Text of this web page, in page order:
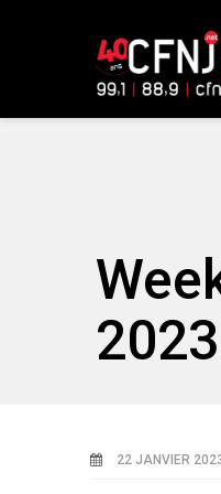
22 JANVIER